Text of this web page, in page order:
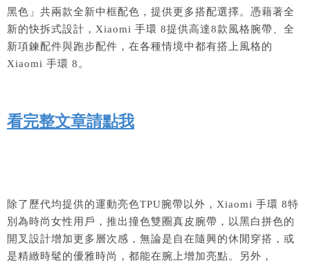
黑色」共兩款全新中框配色，提供更多搭配選擇。憑藉著全
新的快拆式設計，Xiaomi 手環 8提供高達8款風格腕帶、全
新項鍊配件與跑步配件，在各種情境中都有搭上風格的
Xiaomi 手環 8。
看完整文章請點我
除了歷代均提供的運動亮色TPU腕帶以外，Xiaomi 手環 8特
別為時尚女性用戶，推出撞色雙圈真皮腕帶，以黑白拼色的
開叉設計增加更多層次感，無論是自在隨興的休閒穿搭，或
是精緻時髦的優雅時尚，都能在腕上增加亮點。另外，